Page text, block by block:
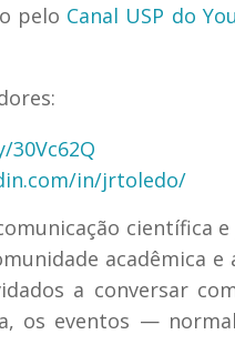
pelo Canal USP do
in/jrtoledo/
científica
acadêmica
a conversar
os eventos —